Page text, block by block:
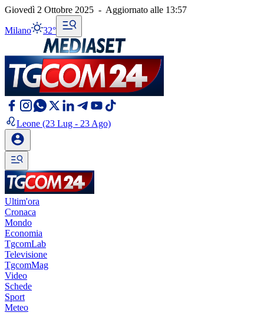
Giovedì 2 Ottobre 2025 - Aggiornato alle 13:57
Milano 32°
Leone (23 Lug - 23 Ago)
Ultim'ora
Cronaca
Mondo
Economia
TgcomLab
Televisione
TgcomMag
Video
Schede
Sport
Meteo